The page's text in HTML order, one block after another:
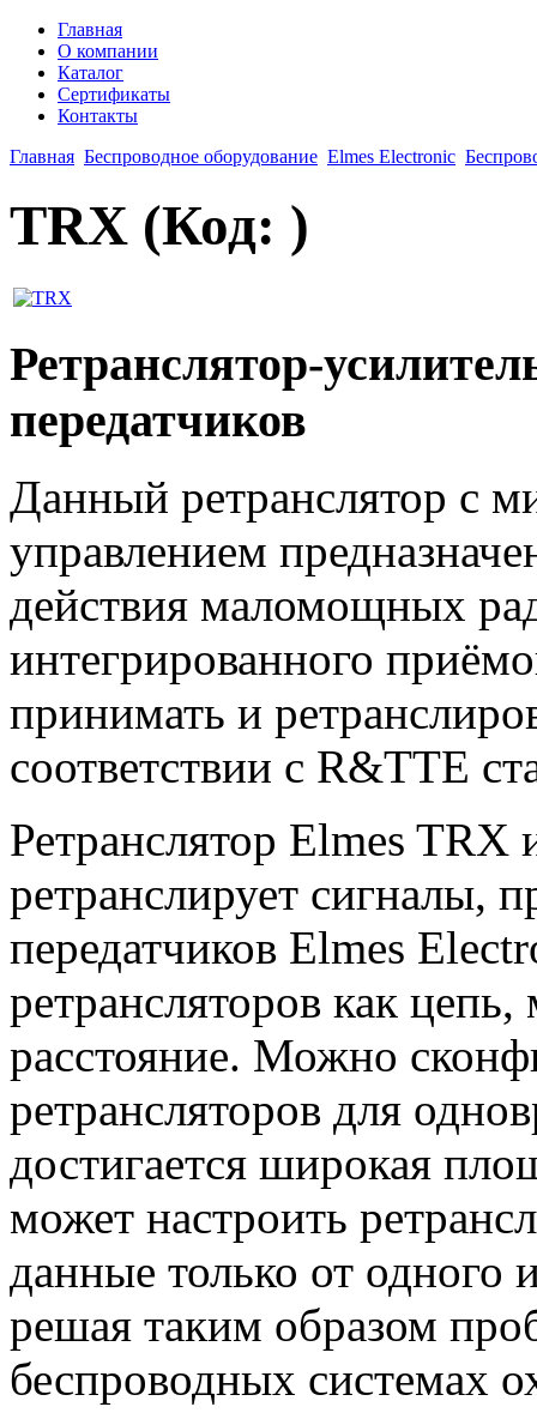
Главная
О компании
Каталог
Сертификаты
Контакты
Главная Беспроводное оборудование Elmes Electronic
TRX (Код: )
Ретранслятор-
передатчиков
Данный ретранслятор с
управлением
действия маломощных
интегрированного
принимать и
соответствии с R&TTE
Ретранслятор Elmes TRX
ретранслирует сигналы,
передатчиков Elmes
ретрансляторов как
расстояние. Можно
ретрансляторов для
достигается широкая
может настроить
данные только от одного
решая таким образом
беспроводных системах